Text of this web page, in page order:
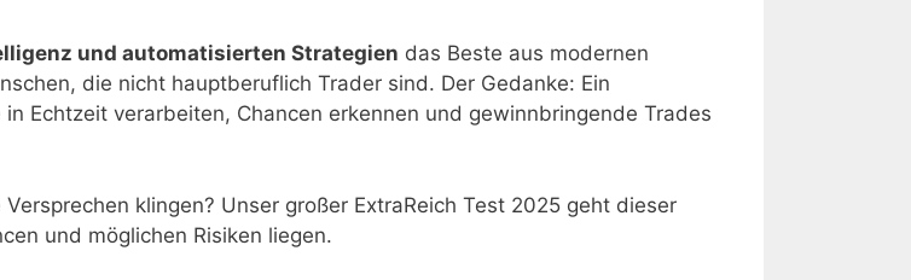
und automatisierten Strategien das Beste aus modernen
die nicht hauptberuflich Trader sind. Der Gedanke: Ein
Echtzeit verarbeiten, Chancen erkennen und gewinnbringende Trades
klingen? Unser großer ExtraReich Test 2025 geht dieser
und möglichen Risiken liegen.